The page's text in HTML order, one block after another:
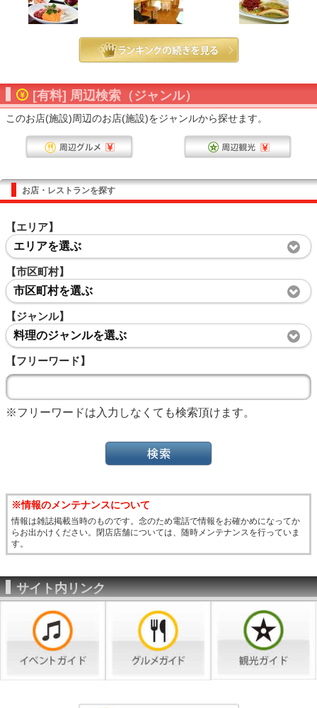
[有料] 周辺検索（ジャンル）
このお店(施設)周辺のお店(施設)をジャンルから探せます。
お店・レストランを探す
【エリア】
エリアを選ぶ
【市区町村】
市区町村を選ぶ
【ジャンル】
料理のジャンルを選ぶ
【フリーワード】
※フリーワードは入力しなくても検索頂けます。
※情報のメンテナンスについて
情報は雑誌掲載当時のものです。念のため電話で情報をお確かめになってか
らお出かけください。閉店店舗については、随時メンテナンスを行っていま
す。
サイト内リンク